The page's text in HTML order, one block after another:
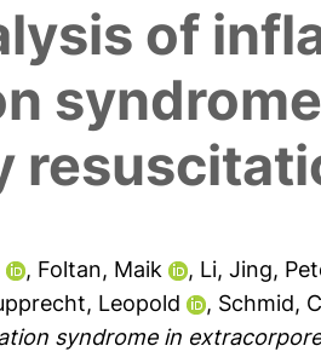
of
, Foltan, Maik , Li, Jing,
Leopold , Schmid,
syndrome in